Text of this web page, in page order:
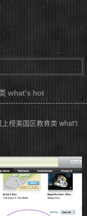
what's hot
榜美国区教育类 what't